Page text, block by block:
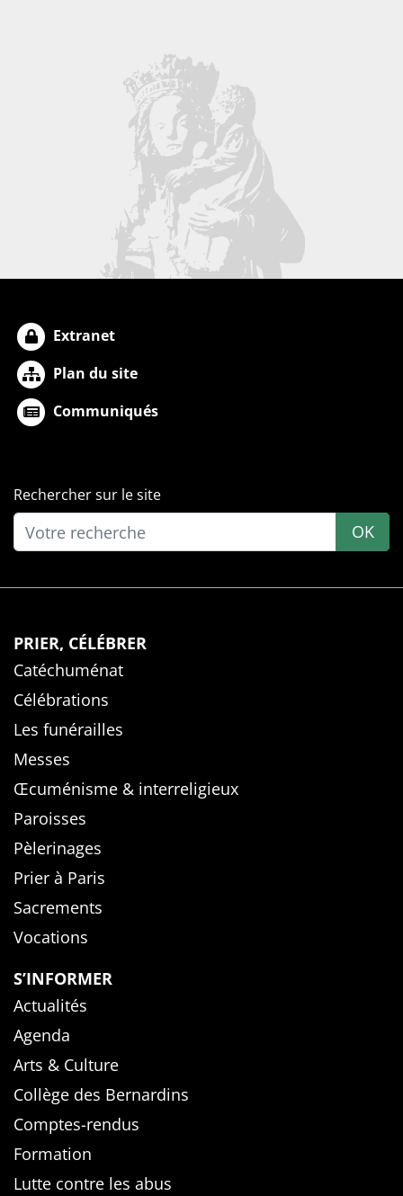
Extranet
Plan du site
Communiqués
Rechercher sur le site
OK
PRIER, CÉLÉBRER
Catéchuménat
Célébrations
Les funérailles
Messes
Œcuménisme & interreligieux
Paroisses
Pèlerinages
Prier à Paris
Sacrements
Vocations
S’INFORMER
Actualités
Agenda
Arts & Culture
Collège des Bernardins
Comptes-rendus
Formation
Lutte contre les abus